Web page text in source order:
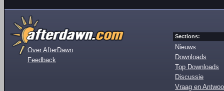
Over AfterDawn
Feedback
Sections:
Nieuws
Downloads
Top Downloads
Discussie
Vraag en